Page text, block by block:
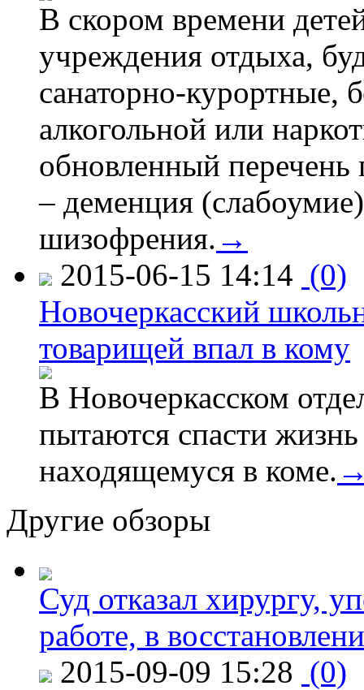
В скором времени
учреждения отдыха,
санаторно-курортные,
алкогольной или
обновленный
– деменция
шизофрения. →
2015-06-15 14:14 (0)
Новочеркасский
товарищей впал в кому
В Новочеркасском
пытаются спасти
находящемуся в коме.
Другие обзоры
Суд отказал хирургу,
работе, в
2015-09-09 15:28 (0)